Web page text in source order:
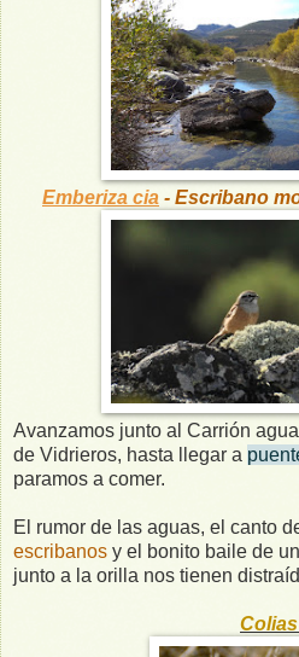
Emberiza cia - Escribano
Avanzamos junto al Carrión
de Vidrieros, hasta llegar a
paramos a comer.
El rumor de las aguas, el canto
escribanos y el bonito baile de
junto a la orilla nos tienen